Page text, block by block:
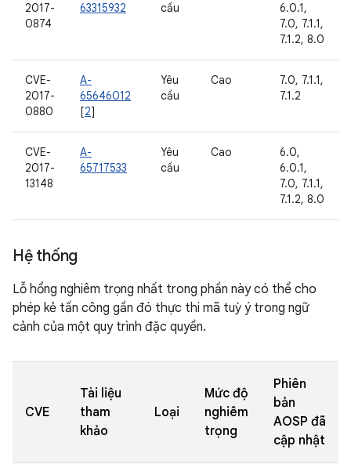
2017-
0874
63315932
cầu
6.0.1,
7.0, 7.1.1,
7.1.2, 8.0
CVE-
2017-
0880
A-
65646012
[2]
Yêu
cầu
Cao
7.0, 7.1.1,
7.1.2
CVE-
2017-
13148
A-
65717533
Yêu
cầu
Cao
6.0,
6.0.1,
7.0, 7.1.1,
7.1.2, 8.0
Hệ thống
Lỗ hổng nghiêm trọng nhất trong phần này có thể cho
phép kẻ tấn công gần đó thực thi mã tuỳ ý trong ngữ
cảnh của một quy trình đặc quyền.
CVE
Tài liệu
tham
khảo
Loại
Mức độ
nghiêm
trọng
Phiên
bản
AOSP đã
cập nhật